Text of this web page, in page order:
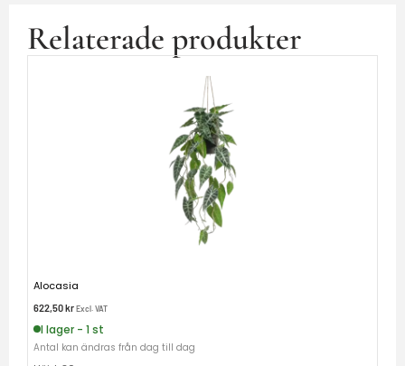
Relaterade produkter
Alocasia
622,50krExcl. VAT
I lager - 1 st
Antal kan ändras från dag till dag